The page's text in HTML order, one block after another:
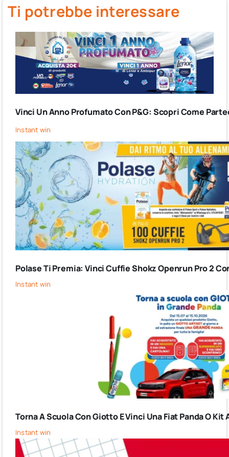
Ti potrebbe interessare
Vinci Un Anno Profumato Con P&G: Scopri Come
Instant win
Polase Ti Premia: Vinci Cuffie Shokz Openrun Pro 2
Instant win
Torna A Scuola Con Giotto E Vinci Una Fiat Panda O
Instant win